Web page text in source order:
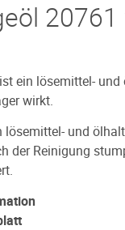
ein lösemittel-
wirkt.
lösemittel- und
der Reinigung